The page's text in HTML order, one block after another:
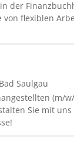
der
von flexiblen
Saulgau
(m/
Sie mit